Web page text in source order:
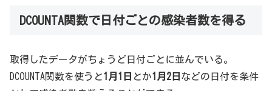
DCOUNTA関数で日付ごとの感染者数を得る
取得したデータがちょうど日付ごとに並んでいる。
DCOUNTA関数を使うと1月1日 とか1月2日 などの日付を条件